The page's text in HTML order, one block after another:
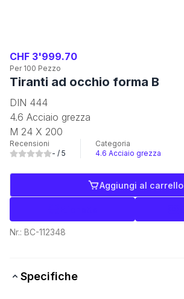
CHF 3'999.70
Per 100 Pezzo
Tiranti ad occhio forma B
DIN 444
4.6 Acciaio grezza
M 24 X 200
Recensioni
- / 5
Categoria
4.6 Acciaio grezza
Aggiungi al carrello
Nr.: BC-112348
Specifiche